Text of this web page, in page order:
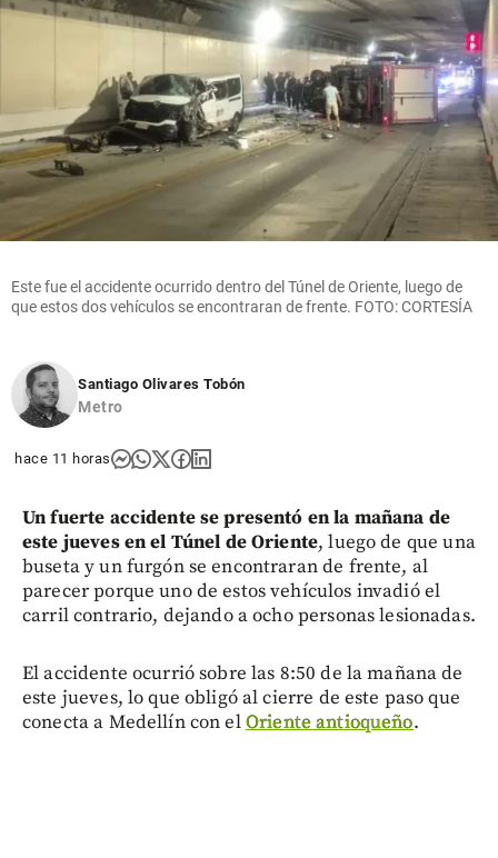
Este fue el accidente ocurrido dentro del Túnel de Oriente, luego de
que estos dos vehículos se encontraran de frente. FOTO: CORTESÍA
Santiago Olivares Tobón
Metro
hace 11 horas
Un fuerte accidente se presentó en la mañana de
este jueves en el Túnel de Oriente, luego de que una
buseta y un furgón se encontraran de frente, al
parecer porque uno de estos vehículos invadió el
carril contrario, dejando a ocho personas lesionadas.
El accidente ocurrió sobre las 8:50 de la mañana de
este jueves, lo que obligó al cierre de este paso que
conecta a Medellín con elOriente antioqueño.